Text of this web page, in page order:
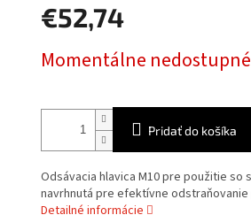
€52,74
cena:
Momentálne nedostupné
Pridať do košíka
Odsávacia hlavica M10 pre použitie so
navrhnutá pre efektívne odstraňovanie
Detailné informácie